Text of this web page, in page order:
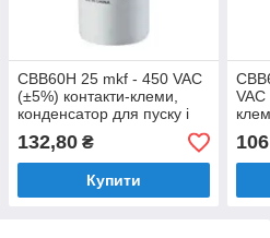
CBB60H 25 mkf - 450 VAC
(±5%) контакти-клеми,
конденсатор для пуску і
132,80₴
Купити
VAC